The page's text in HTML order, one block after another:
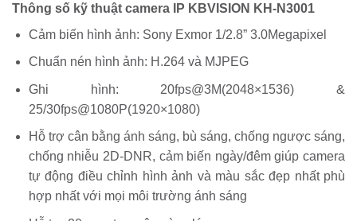
Thông số kỹ thuật camera IP KBVISION KH-N3001
Cảm biến hình ảnh: Sony Exmor 1/2.8” 3.0Megapixel
Chuẩn nén hình ảnh: H.264 và MJPEG
Ghi hình: 20fps@3M(2048×1536) &
25/30fps@1080P(1920×1080)
Hỗ trợ cân bằng ánh sáng, bù sáng, chống ngược sáng,
chống nhiễu 2D-DNR, cảm biến ngày/đêm giúp camera
tự động điều chỉnh hình ảnh và màu sắc đẹp nhất phù
hợp nhất với mọi môi trường ánh sáng